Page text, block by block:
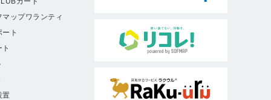
ップワランティ
ト
置